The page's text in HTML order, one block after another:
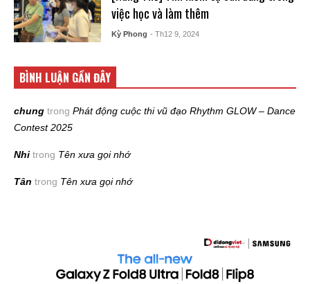
việc học và làm thêm
Kỳ Phong - Th12 9, 2024
BÌNH LUẬN GẦN ĐÂY
chung trong Phát động cuộc thi vũ đạo Rhythm GLOW – Dance
Contest 2025
Nhi trong Tên xưa gọi nhớ
Tân trong Tên xưa gọi nhớ